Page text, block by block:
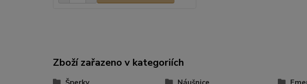
Zboží zařazeno v kategoriích